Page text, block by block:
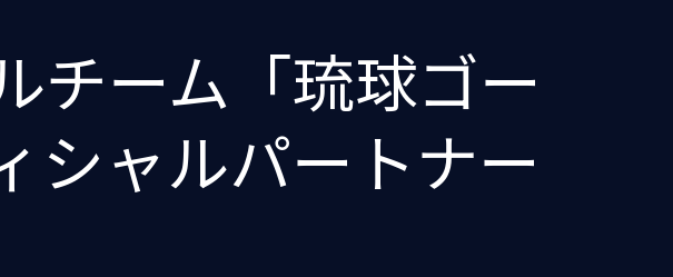
チーム「琉球ゴー
シャルパートナー